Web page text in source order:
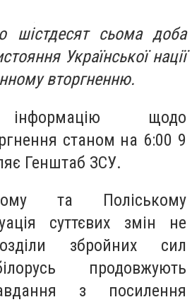
шістдесят сьома доба
Української нації
вторгненню.
інформацію щодо
станом на 6:00 9
Генштаб ЗСУ.
та Поліському
суттєвих змін не
збройних сил
продовжують
з посилення